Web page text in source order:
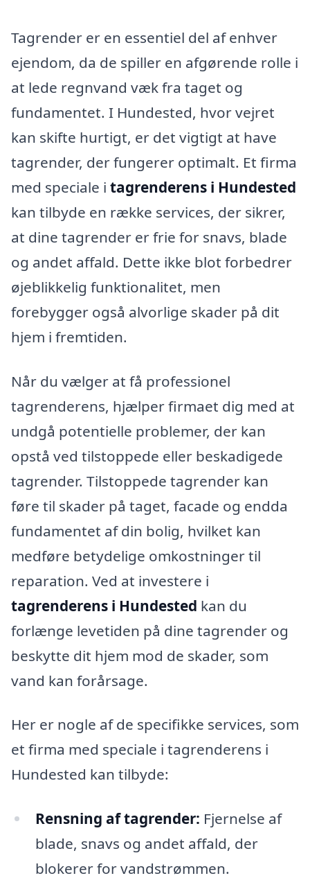
Tagrender er en essentiel del af enhver
ejendom, da de spiller en afgørende rolle i
at lede regnvand væk fra taget og
fundamentet. I Hundested, hvor vejret
kan skifte hurtigt, er det vigtigt at have
tagrender, der fungerer optimalt. Et firma
med speciale i tagrenderens i Hundested
kan tilbyde en række services, der sikrer,
at dine tagrender er frie for snavs, blade
og andet affald. Dette ikke blot forbedrer
øjeblikkelig funktionalitet, men
forebygger også alvorlige skader på dit
hjem i fremtiden.
Når du vælger at få professionel
tagrenderens, hjælper firmaet dig med at
undgå potentielle problemer, der kan
opstå ved tilstoppede eller beskadigede
tagrender. Tilstoppede tagrender kan
føre til skader på taget, facade og endda
fundamentet af din bolig, hvilket kan
medføre betydelige omkostninger til
reparation. Ved at investere i
tagrenderens i Hundested kan du
forlænge levetiden på dine tagrender og
beskytte dit hjem mod de skader, som
vand kan forårsage.
Her er nogle af de specifikke services, som
et firma med speciale i tagrenderens i
Hundested kan tilbyde:
Rensning af tagrender: Fjernelse af
blade, snavs og andet affald, der
blokerer for vandstrømmen.